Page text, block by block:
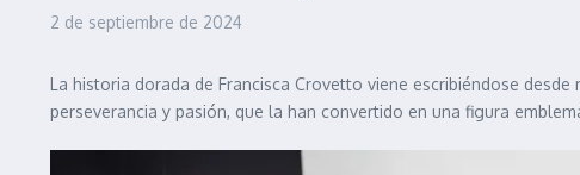
2 de septiembre de 2024
La historia dorada de Francisca Crovetto viene escribiéndose
perseverancia y pasión, que la han convertido en una figura